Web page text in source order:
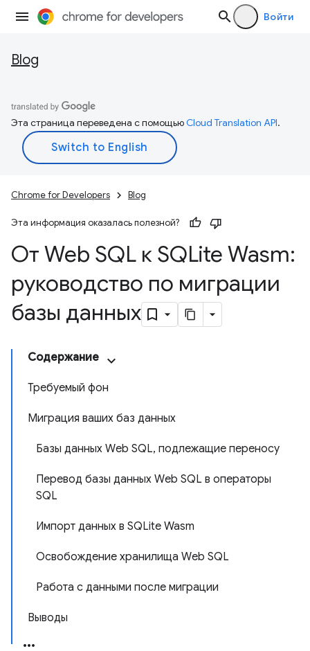
Войти
Blog
Эта страница переведена с помощьюCloud Translation API.
Chrome for Developers Blog
Эта информация оказалась полезной?
От Web SQL к SQLite Wasm:
руководство по миграции
базы данных
Содержание
Требуемый фон
Миграция ваших баз данных
Базы данных Web SQL, подлежащие переносу
Перевод базы данных Web SQL в операторы
SQL
Импорт данных в SQLite Wasm
Освобождение хранилища Web SQL
Работа с данными после миграции
Выводы